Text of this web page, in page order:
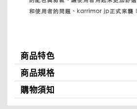
商品特色
商品規格
購物須知